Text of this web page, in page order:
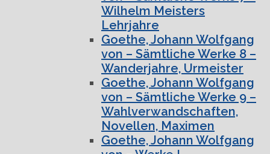
Wilhelm Meisters
Lehrjahre
Goethe, Johann Wolfgang
von – Sämtliche Werke 8 –
Wanderjahre, Urmeister
Goethe, Johann Wolfgang
von – Sämtliche Werke 9 –
Wahlverwandschaften,
Novellen, Maximen
Goethe, Johann Wolfgang